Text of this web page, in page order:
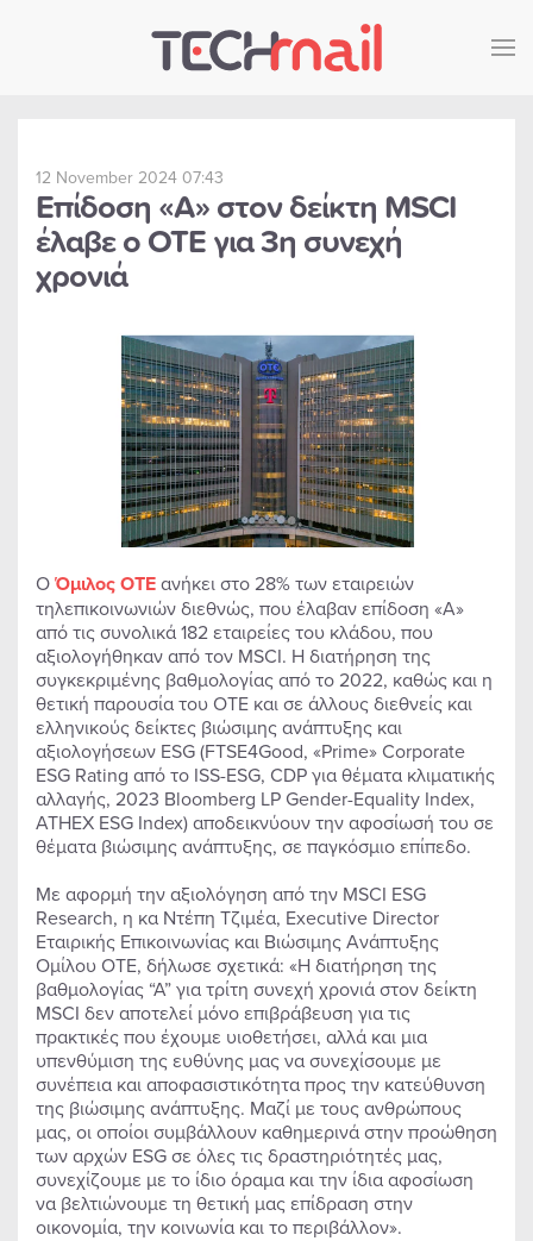
Skip to main content
12 November 2024 07:43
Επίδοση «Α» στον δείκτη MSCI
έλαβε ο ΟΤΕ για 3η συνεχή
χρονιά
ΟΌμιλος ΟΤΕανήκει στο 28% των εταιρειών
τηλεπικοινωνιών διεθνώς, που έλαβαν επίδοση «Α»
από τις συνολικά 182 εταιρείες του κλάδου, που
αξιολογήθηκαν από τον MSCI. Η διατήρηση της
συγκεκριμένης βαθμολογίας από το 2022, καθώς και η
θετική παρουσία του ΟΤΕ και σε άλλους διεθνείς και
ελληνικούς δείκτες βιώσιμης ανάπτυξης και
αξιολογήσεων ESG (FTSE4Good, «Prime» Corporate
ESG Rating από το ISS-ESG, CDP για θέματα κλιματικής
αλλαγής, 2023 Bloomberg LP Gender-Equality Index,
ΑΤΗΕΧ ESG Index) αποδεικνύουν την αφοσίωσή του σε
θέματα βιώσιμης ανάπτυξης, σε παγκόσμιο επίπεδο.
Με αφορμή την αξιολόγηση από την MSCI ESG
Research, η κα Ντέπη Τζιμέα, Executive Director
Εταιρικής Επικοινωνίας και Βιώσιμης Ανάπτυξης
Ομίλου ΟΤΕ, δήλωσε σχετικά: «Η διατήρηση της
βαθμολογίας “Α” για τρίτη συνεχή χρονιά στον δείκτη
MSCI δεν αποτελεί μόνο επιβράβευση για τις
πρακτικές που έχουμε υιοθετήσει, αλλά και μια
υπενθύμιση της ευθύνης μας να συνεχίσουμε με
συνέπεια και αποφασιστικότητα προς την κατεύθυνση
της βιώσιμης ανάπτυξης. Μαζί με τους ανθρώπους
μας, οι οποίοι συμβάλλουν καθημερινά στην προώθηση
των αρχών ESG σε όλες τις δραστηριότητές μας,
συνεχίζουμε με το ίδιο όραμα και την ίδια αφοσίωση
να βελτιώνουμε τη θετική μας επίδραση στην
οικονομία, την κοινωνία και το περιβάλλον».